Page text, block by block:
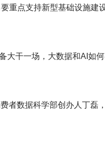
重点支持新型基础设施
大干一场，大数据和AI如
者数据科学部创办人丁